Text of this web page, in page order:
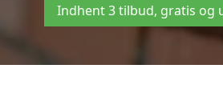
Indhent 3 tilbud, gratis og